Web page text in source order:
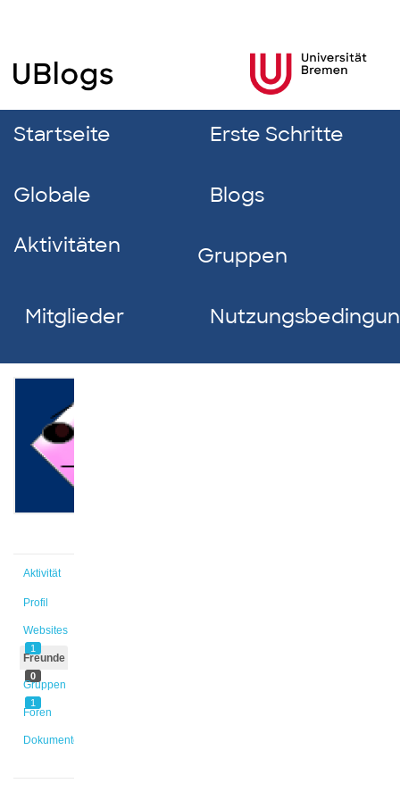
Startseite Erste Schritte
Globale
Aktivitäten
Blogs
Gruppen
Mitglieder
Aktivität
Profil
Websites
1
Freunde
0
Gruppen
1
Foren
Dokumente